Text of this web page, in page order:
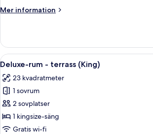
Mer information
Mer
rum
(Twin)
Öppna
alla
foton
för
Deluxe-
rum
-
Ett
8
Deluxe-rum - terrass (King)
23 kvadratmeter
1 sovrum
2 sovplatser
1 kingsize-säng
Gratis wi-fi